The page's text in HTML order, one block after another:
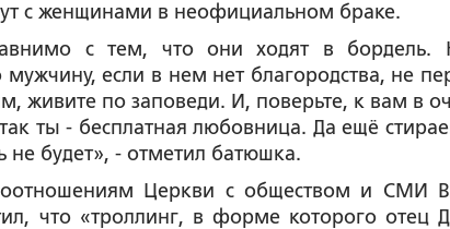
с женщинами в неофициальном браке.
с тем, что они ходят в бордель.
если в нем нет благородства, не
живите по заповеди. И, поверьте, к вам в
ты - бесплатная любовница. Да ещё
не будет», - отметил батюшка.
Церкви с обществом и СМИ
что «троллинг, в форме которого отец